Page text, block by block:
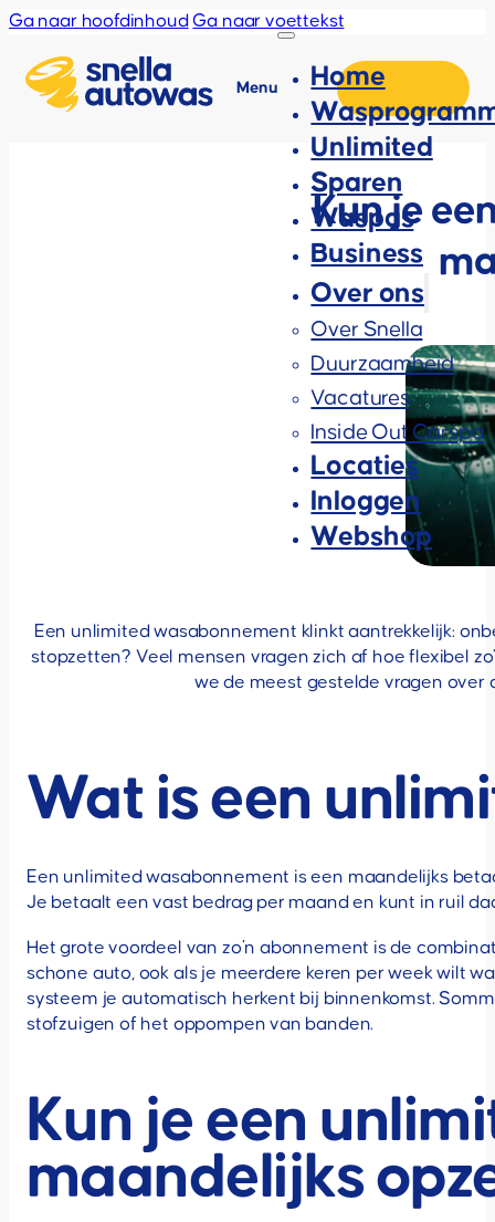
Ga naar hoofdinhoud Ga naar voettekst
Menu
Home
Unlimited
Sparen
Waspas
Business
Over ons
Over Snella
Duurzaamheid
Vacatures
Inside Out Carspa
Locaties
Inloggen
Webshop
Kun je
Een unlimited wasabonnement klinkt aantrekkelijk:
stopzetten? Veel mensen vragen zich af hoe flexibel
we de meest gestelde vragen
Wat is een
Een unlimited wasabonnement is een maandelijks
Je betaalt een vast bedrag per maand en kunt in ruil
Het grote voordeel van zo’n abonnement is de
schone auto, ook als je meerdere keren per week wilt
systeem je automatisch herkent bij binnenkomst.
stofzuigen of het oppompen van banden.
Kun je een
maandelijks